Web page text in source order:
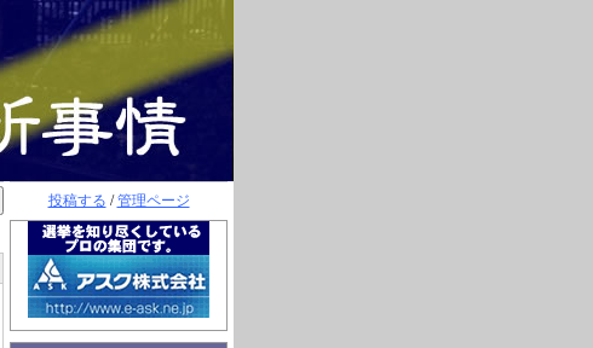
投稿する /管理ページ